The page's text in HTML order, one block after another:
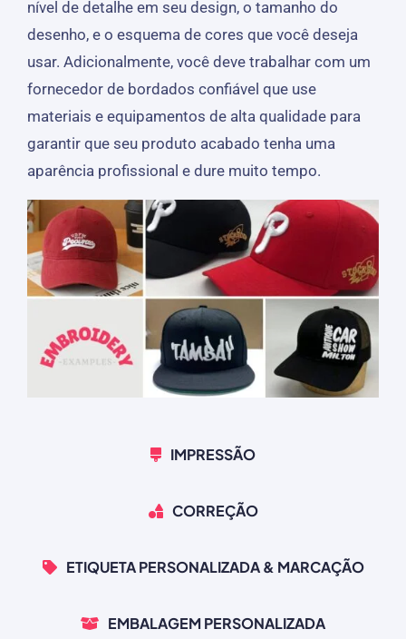
nível de detalhe em seu design, o tamanho do
desenho, e o esquema de cores que você deseja
usar. Adicionalmente, você deve trabalhar com um
fornecedor de bordados confiável que use
materiais e equipamentos de alta qualidade para
garantir que seu produto acabado tenha uma
aparência profissional e dure muito tempo.
IMPRESSÃO
CORREÇÃO
ETIQUETA PERSONALIZADA & MARCAÇÃO
EMBALAGEM PERSONALIZADA